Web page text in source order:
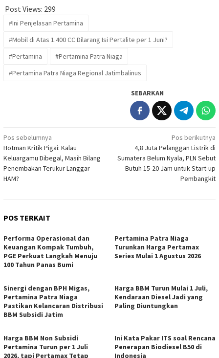
Post Views: 299
#Ini Penjelasan Pertamina
#Mobil di Atas 1.400 CC Dilarang Isi Pertalite per 1 Juni?
#Pertamina
#Pertamina Patra Niaga
#Pertamina Patra Niaga Regional Jatimbalinus
SEBARKAN
Navigasi
pos
Pos sebelumnya
Hotman Kritik Pigai: Kalau
Keluargamu Dibegal, Masih Bilang
Penembakan Terukur Langgar
HAM?
Pos berikutnya
4,8 Juta Pelanggan Listrik di
Sumatera Belum Nyala, PLN Sebut
Butuh 15-20 Jam untuk Start-up
Pembangkit
POS TERKAIT
Performa Operasional dan
Keuangan Kompak Tumbuh,
PGE Perkuat Langkah Menuju
100 Tahun Panas Bumi
Pertamina Patra Niaga
Turunkan Harga Pertamax
Series Mulai 1 Agustus 2026
Sinergi dengan BPH Migas,
Pertamina Patra Niaga
Pastikan Kelancaran Distribusi
BBM Subsidi Jatim
Harga BBM Turun Mulai 1 Juli,
Kendaraan Diesel Jadi yang
Paling Diuntungkan
Harga BBM Non Subsidi
Pertamina Turun per 1 Juli
2026, tapi Pertamax Tetap
Ini Kata Pakar ITS soal Rencana
Penerapan Biodiesel B50 di
Indonesia